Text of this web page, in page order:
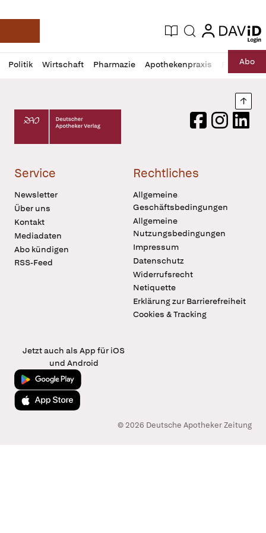
Deutsche Apotheker Zeitung
Aktuelle Ausgabe
Suche login
login
Politik Wirtschaft Pharmazie Apothekenpraxis RechtAbo
Profil
öffnen
Daz
Pur
Deutscher Apotheker Verlag Logo
FacebookInstagram
Service
Newsletter
Über uns
Kontakt
Mediadaten
Abo kündigen
RSS-Feed
Rechtliches
Allgemeine
Geschäftsbedingungen
Allgemeine
Nutzungsbedingungen
Impressum
Datenschutz
Widerrufsrecht
Netiquette
Erklärung zur Barrierefreiheit
Cookies & Tracking
Jetzt auch als App für iOS
und Android
Jetzt bei Google Play
Laden im App Store
© 2026 Deutsche Apotheker Zeitung